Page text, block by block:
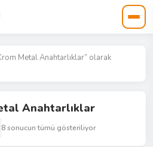
Metal Anahtarlıklar” olarak
Anahtarlıklar
8 sonucun tümü gösteriliyor